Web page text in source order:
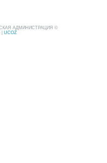
АДМИНИСТРАЦИЯ ©
UCOZ